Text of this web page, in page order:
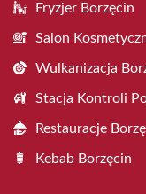
Fryzjer Borzęcin
Salon
Wulkanizacja
Stacja Kontroli
Restauracje
Kebab Borzęcin